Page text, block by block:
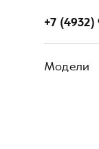
+7
Модели